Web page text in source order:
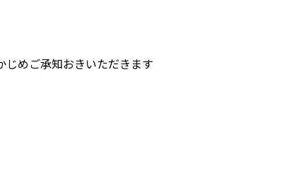
じめご承知おきいただきます